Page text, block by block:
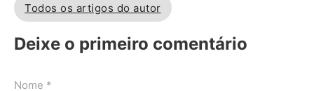
Todos os artigos do autor
Deixe o primeiro comentário
Nome *